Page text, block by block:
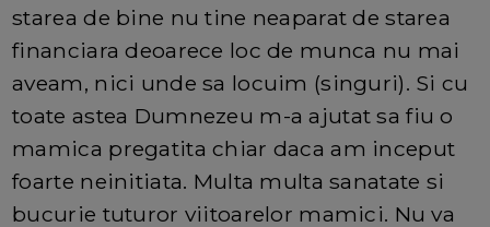
starea de bine nu tine neaparat de starea
financiara deoarece loc de munca nu mai
aveam, nici unde sa locuim (singuri). Si cu
toate astea Dumnezeu m-a ajutat sa fiu o
mamica pregatita chiar daca am inceput
foarte neinitiata. Multa multa sanatate si
bucurie tuturor viitoarelor mamici. Nu va